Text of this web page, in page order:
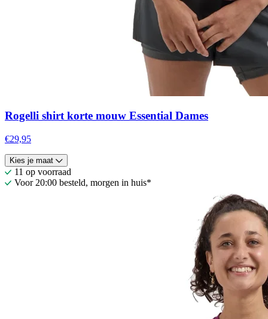
Rogelli shirt korte mouw Essential Dames
€29,95
Kies je maat
11 op voorraad
Voor 20:00 besteld, morgen in huis*